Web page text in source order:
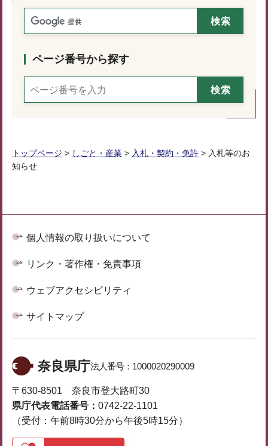
ページ番号から探す
トップページ > しごと・産業 > 入札・契約・免許 > 入札等のお
知らせ
個人情報の取り扱いについて
リンク・著作権・免責事項
ウェブアクセシビリティ
サイトマップ
奈良県庁法人番号： 1000020290009
〒630-8501 奈良市登大路町30
県庁代表電話番号： 0742-22-1101
（受付：午前8時30分から午後5時15分）